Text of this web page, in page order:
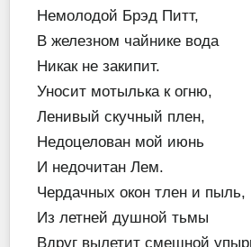
Немолодой Брэд Питт,
В железном чайнике вода
Никак не закипит.
Уносит мотылька к огню,
Ленивый скучный плен,
Недоцелован мой июнь
И недочитан Лем.
Чердачных окон тлен и пыль,
Из летней душной тьмы
Вдруг вылетит смешной